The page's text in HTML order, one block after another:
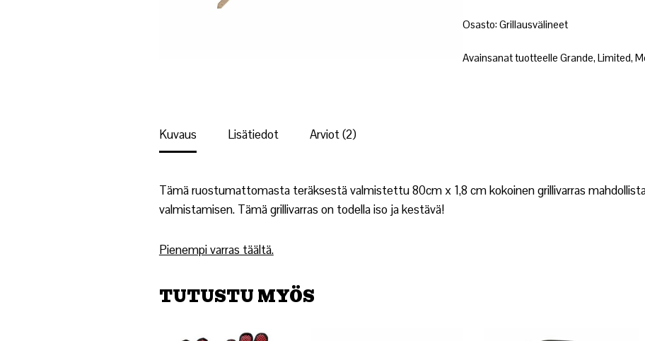
Osasto:Grillausvälineet
Avainsanat tuotteelleGrande,Limited,
Kuvaus Lisätiedot Arviot (2)
Tämä ruostumattomasta teräksestä valmistettu 80cm x 1,8 cm kokoinen grillivarras
valmistamisen. Tämä grillivarras on todella iso ja kestävä!
Pienempi varras täältä.
TUTUSTU MYÖS